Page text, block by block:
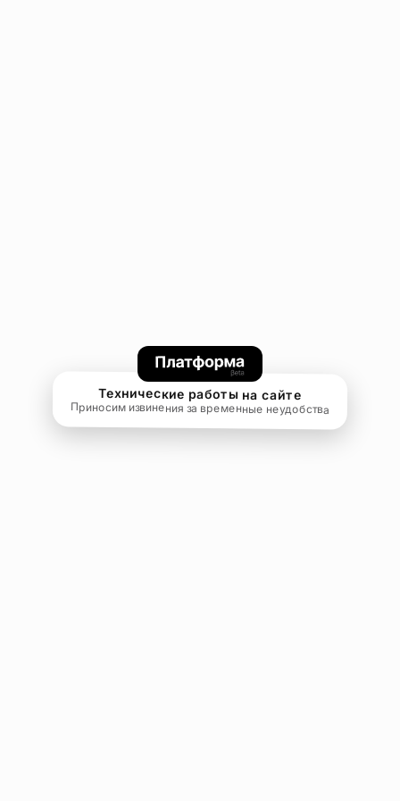
Технические работы на сайте
Приносим извинения за временные неудобства